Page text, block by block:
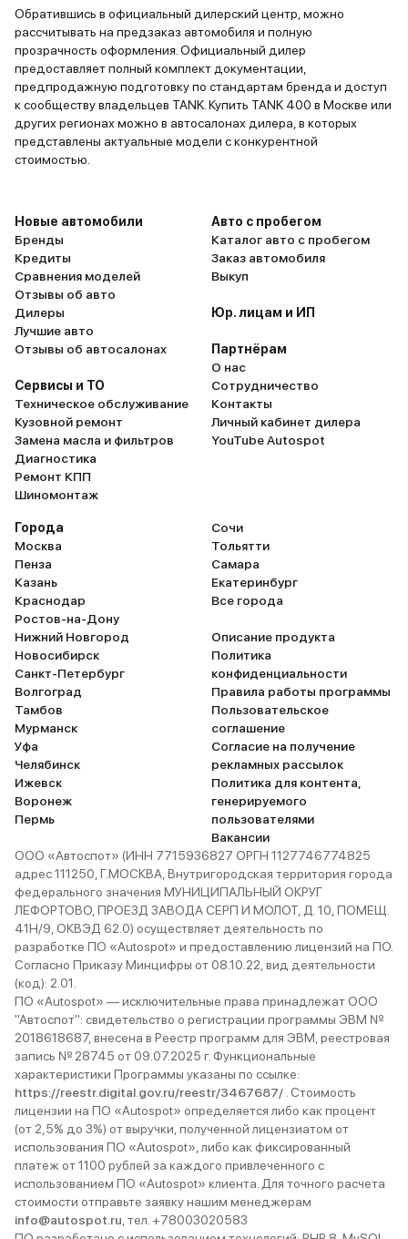
Обратившись в официальный дилерский центр, можно
рассчитывать на предзаказ автомобиля и полную
прозрачность оформления. Официальный дилер
предоставляет полный комплект документации,
предпродажную подготовку по стандартам бренда и доступ
к сообществу владельцев TANK. Купить TANK 400 в Москве или
других регионах можно в автосалонах дилера, в которых
представлены актуальные модели с конкурентной
стоимостью.
Новые автомобили
Бренды
Кредиты
Сравнения моделей
Отзывы об авто
Дилеры
Лучшие авто
Отзывы об автосалонах
Сервисы и ТО
Техническое обслуживание
Кузовной ремонт
Замена масла и фильтров
Диагностика
Ремонт КПП
Шиномонтаж
Авто с пробегом
Каталог авто с пробегом
Заказ автомобиля
Выкуп
Юр. лицам и ИП
Партнёрам
О нас
Сотрудничество
Контакты
Личный кабинет дилера
YouTube Autospot
Города
Москва
Пенза
Казань
Краснодар
Ростов-на-Дону
Нижний Новгород
Новосибирск
Санкт-Петербург
Волгоград
Тамбов
Мурманск
Уфа
Челябинск
Ижевск
Воронеж
Пермь
Сочи
Тольятти
Самара
Екатеринбург
Все города
Описание продукта
Политика
конфиденциальности
Правила работы программы
Пользовательское
соглашение
Согласие на получение
рекламных рассылок
Политика для контента,
генерируемого
пользователями
Вакансии
ООО «Автоспот» (ИНН 7715936827 ОРГН 1127746774825
адрес 111250, Г.МОСКВА, Внутригородская территория города
федерального значения МУНИЦИПАЛЬНЫЙ ОКРУГ
ЛЕФОРТОВО, ПРОЕЗД ЗАВОДА СЕРП И МОЛОТ, Д. 10, ПОМЕЩ.
41Н/9, ОКВЭД 62.0) осуществляет деятельность по
разработке ПО «Autospot» и предоставлению лицензий на ПО.
Согласно Приказу Минцифры от 08.10.22, вид деятельности
(код): 2.01.
ПО «Autospot» — исключительные права принадлежат ООО
"Автоспот": свидетельство о регистрации программы ЭВМ №
2018618687, внесена в Реестр программ для ЭВМ, реестровая
запись № 28745 от 09.07.2025 г. Функциональные
характеристики Программы указаны по ссылке:
https://reestr.digital.gov.ru/reestr/3467687/ . Стоимость
лицензии на ПО «Autospot» определяется либо как процент
(от 2,5% до 3%) от выручки, полученной лицензиатом от
использования ПО «Autospot», либо как фиксированный
платеж от 1100 рублей за каждого привлеченного с
использованием ПО «Autospot» клиента. Для точного расчета
стоимости отправьте заявку нашим менеджерам
info@autospot.ru , тел. +78003020583